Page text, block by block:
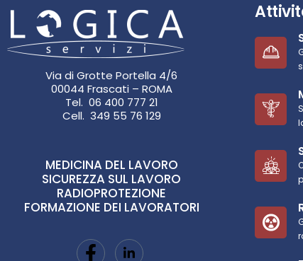
Via di Grotte Portella 4/6
00044 Frascati – ROMA
Tel. 06 400 777 21
Cell. 349 55 76 129
MEDICINA DEL LAVORO
SICUREZZA SUL LAVORO
RADIOPROTEZIONE
FORMAZIONE DEI LAVORATORI